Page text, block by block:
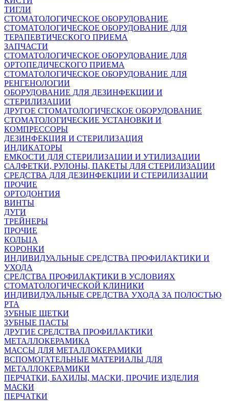
ТИГЛИ
СТОМАТОЛОГИЧЕСКОЕ ОБОРУДОВАНИЕ
СТОМАТОЛОГИЧЕСКОЕ ОБОРУДОВАНИЕ ДЛЯ
ТЕРАПЕВТИЧЕСКОГО ПРИЕМА
ЗАПЧАСТИ
СТОМАТОЛОГИЧЕСКОЕ ОБОРУДОВАНИЕ ДЛЯ
ОРТОПЕДИЧЕСКОГО ПРИЕМА
СТОМАТОЛОГИЧЕСКОЕ ОБОРУДОВАНИЕ ДЛЯ
РЕНГЕНОЛОГИИ
ОБОРУДОВАНИЕ ДЛЯ ДЕЗИНФЕКЦИИ И
СТЕРИЛИЗАЦИИ
ДРУГОЕ СТОМАТОЛОГИЧЕСКОЕ ОБОРУДОВАНИЕ
СТОМАТОЛОГИЧЕСКИЕ УСТАНОВКИ И
КОМПРЕССОРЫ
ДЕЗИНФЕКЦИЯ И СТЕРИЛИЗАЦИЯ
ИНДИКАТОРЫ
ЕМКОСТИ ДЛЯ СТЕРИЛИЗАЦИИ И УТИЛИЗАЦИИ
САЛФЕТКИ, РУЛОНЫ, ПАКЕТЫ ДЛЯ СТЕРИЛИЗАЦИИ
СРЕДСТВА ДЛЯ ДЕЗИНФЕКЦИИ И СТЕРИЛИЗАЦИИ
ПРОЧИЕ
ОРТОДОНТИЯ
ВИНТЫ
ДУГИ
ТРЕЙНЕРЫ
ПРОЧИЕ
КОЛЬЦА
КОРОНКИ
ИНДИВИДУАЛЬНЫЕ СРЕДСТВА ПРОФИЛАКТИКИ И
УХОДА
СРЕДСТВА ПРОФИЛАКТИКИ В УСЛОВИЯХ
СТОМАТОЛОГИЧЕСКОЙ КЛИНИКИ
ИНДИВИДУАЛЬНЫЕ СРЕДСТВА УХОДА ЗА ПОЛОСТЬЮ
РТА
ЗУБНЫЕ ЩЕТКИ
ЗУБНЫЕ ПАСТЫ
ДРУГИЕ СРЕДСТВА ПРОФИЛАКТИКИ
МЕТАЛЛОКЕРАМИКА
МАССЫ ДЛЯ МЕТАЛЛОКЕРАМИКИ
ВСПОМОГАТЕЛЬНЫЕ МАТЕРИАЛЫ ДЛЯ
МЕТАЛЛОКЕРАМИКИ
ПЕРЧАТКИ, БАХИЛЫ, МАСКИ, ПРОЧИЕ ИЗДЕЛИЯ
МАСКИ
ПЕРЧАТКИ